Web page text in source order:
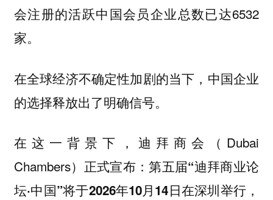
会注册的活跃中国会员企业总数已达6532
家。
在全球经济不确定性加剧的当下，中国企业
的选择释放出了明确信号。
在这一背景下，迪拜商会（Dubai
Chambers）正式宣布：第五届“迪拜商业论
坛·中国”将于2026年10月14日在深圳举行 ，